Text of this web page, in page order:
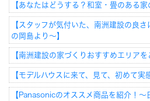
【あなたはどうする？和室・畳のある家
【スタッフが気付いた、南洲建設の良
の岡島より～】
【南洲建設の家づくりおすすめエリアを
【モデルハウスに来て、見て、初めて実
【Panasonicのオススメ商品を紹介！